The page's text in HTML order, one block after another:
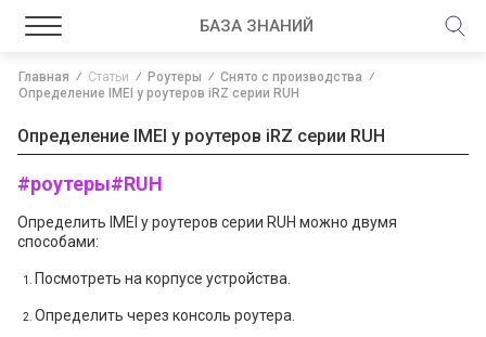
БАЗА ЗНАНИЙ
Главная Статьи Роутеры
Снято с производства
Определение IMEI у роутеров iRZ серии RUH
Определение IMEI у роутеров iRZ серии RUH
#роутеры#RUH
Определить IMEI у роутеров серии RUH можно двумя
способами:
Посмотреть на корпусе устройства.
Определить через консоль роутера.